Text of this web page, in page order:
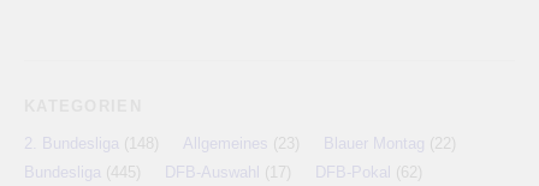
2. Bundesliga (148) Allgemeines (23) Blauer Montag (22)
Bundesliga (445) DFB-Auswahl (17) DFB-Pokal (62)